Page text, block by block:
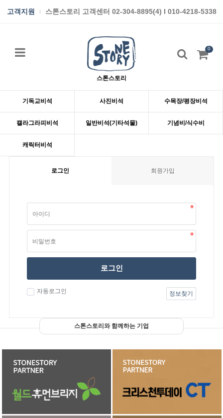
고객지원 스톤스토리 고객센터 02-304-8895(4) I 010-4218-5338
스톤스토리
0
기독교비석 사진비석 수목장/평장비석
캘라그라피비석 일반비석(기타석물) 기념비/식수비
캐릭터비석
로그인 회원가입
로그인
자동로그인 정보찾기
스톤스토리와 함께하는 기업